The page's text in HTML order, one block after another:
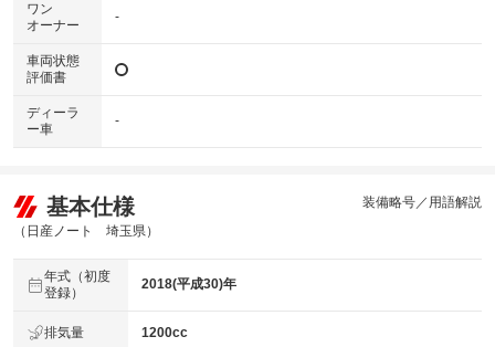
ワン
オーナー
-
車両状態
評価書
ディーラ
ー車
-
基本仕様
（日産ノート 埼玉県）
装備略号／用語解説
年式（初度
登録）
2018(平成30)年
排気量 1200cc